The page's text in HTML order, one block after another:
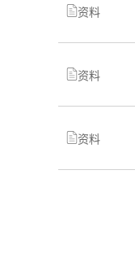
资料
资料
资料